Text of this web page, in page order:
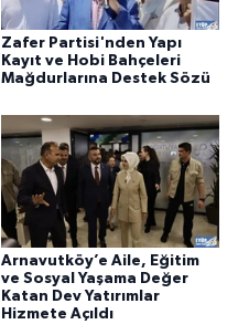
Zafer Partisi'nden Yapı
Kayıt ve Hobi Bahçeleri
Mağdurlarına Destek Sözü
Arnavutköy’e Aile, Eğitim
ve Sosyal Yaşama Değer
Katan Dev Yatırımlar
Hizmete Açıldı